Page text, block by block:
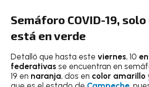
Semáforo COVID-19,
está en verde
Detalló que hasta esteviernes, 10
federativasse encuentran en
19 en naranja, dos en color amarillo